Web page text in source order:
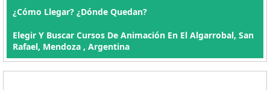
¿Cómo Llegar? ¿Dónde Quedan?
Elegir Y Buscar Cursos De Animación En El Algarrobal, San
Rafael, Mendoza , Argentina